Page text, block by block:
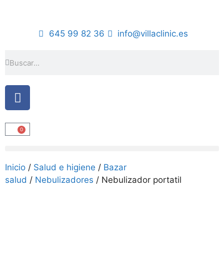
645 99 82 36 info@villaclinic.es
0
Inicio / Salud e higiene / Bazar
salud / Nebulizadores / Nebulizador portatil